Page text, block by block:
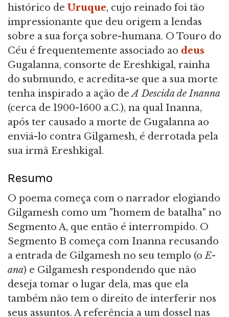
histórico de Uruque, cujo reinado foi tão
impressionante que deu origem a lendas
sobre a sua força sobre-humana. O Touro do
Céu é frequentemente associado ao deus
Gugalanna, consorte de Ereshkigal, rainha
do submundo, e acredita-se que a sua morte
tenha inspirado a ação deA Descida de Inanna
(cerca de 1900-1600 a.C.), na qual Inanna,
após ter causado a morte de Gugalanna ao
enviá-lo contra Gilgamesh, é derrotada pela
sua irmã Ereshkigal.
Resumo
O poema começa com o narrador elogiando
Gilgamesh como um "homem de batalha" no
Segmento A, que então é interrompido. O
Segmento B começa com Inanna recusando
a entrada de Gilgamesh no seu templo (oE-
ana) e Gilgamesh respondendo que não
deseja tomar o lugar dela, mas que ela
também não tem o direito de interferir nos
seus assuntos. A referência a um dossel nas